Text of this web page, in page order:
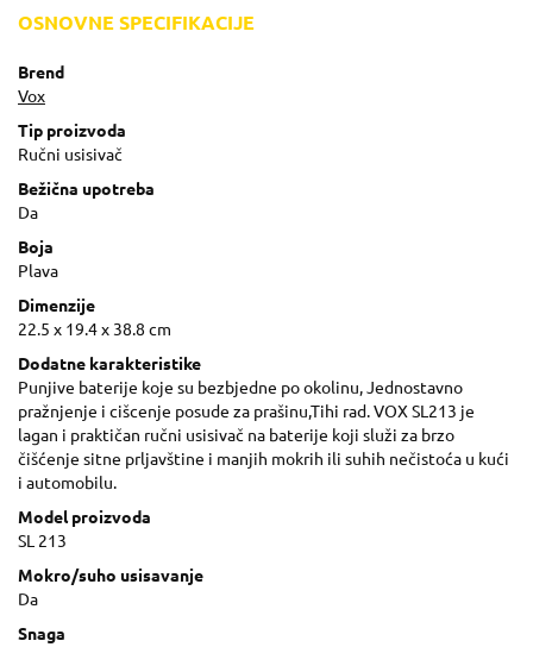
OSNOVNE SPECIFIKACIJE
Brend
Vox
Tip proizvoda
Ručni usisivač
Bežična upotreba
Da
Boja
Plava
Dimenzije
22.5 x 19.4 x 38.8 cm
Dodatne karakteristike
Punjive baterije koje su bezbjedne po okolinu, Jednostavno
pražnjenje i cišcenje posude za prašinu,Tihi rad. VOX SL213 je
lagan i praktičan ručni usisivač na baterije koji služi za brzo
čišćenje sitne prljavštine i manjih mokrih ili suhih nečistoća u kući
i automobilu.
Model proizvoda
SL 213
Mokro/suho usisavanje
Da
Snaga